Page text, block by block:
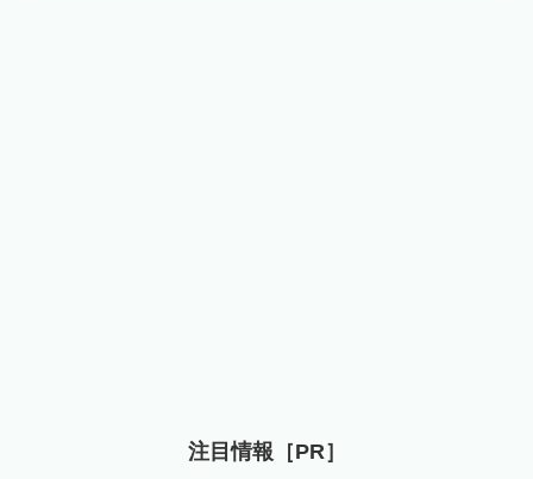
注目情報［PR］